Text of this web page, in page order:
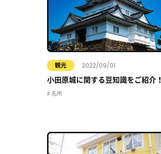
観光 2022/09/01
小田原城に関する豆知識をご紹介！
名所